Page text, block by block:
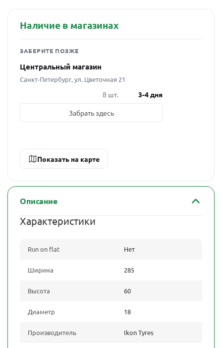
Наличие в магазинах
ЗАБЕРИТЕ ПОЗЖЕ
Центральный магазин
Санкт-Петербург, ул. Цветочная 21
8 шт. 3-4 дня
Забрать здесь
Показать на карте
Описание
Характеристики
Run on flat Нет
Ширина 285
Высота 60
Диаметр 18
Производитель Ikon Tyres